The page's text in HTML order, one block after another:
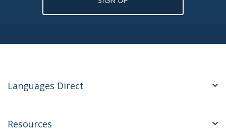
Languages Direct
Resources